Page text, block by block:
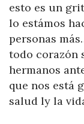
esto es un
lo estámos
personas
todo corazón
hermanos
que nos está
salud ly la